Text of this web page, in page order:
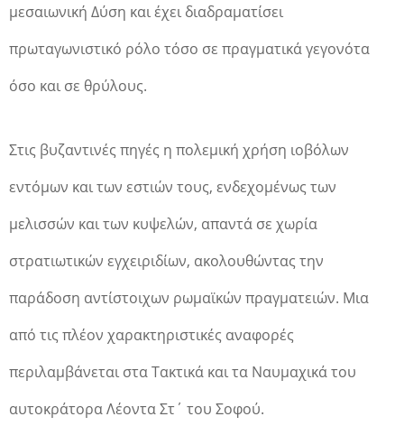
μεσαιωνική Δύση και έχει διαδραματίσει
πρωταγωνιστικό ρόλο τόσο σε πραγματικά γεγονότα
όσο και σε θρύλους.
Στις βυζαντινές πηγές η πολεμική χρήση ιοβόλων
εντόμων και των εστιών τους, ενδεχομένως των
μελισσών και των κυψελών, απαντά σε χωρία
στρατιωτικών εγχειριδίων, ακολουθώντας την
παράδοση αντίστοιχων ρωμαϊκών πραγματειών. Μια
από τις πλέον χαρακτηριστικές αναφορές
περιλαμβάνεται στα Τακτικά και τα Ναυμαχικά του
αυτοκράτορα Λέοντα Στ΄ του Σοφού.